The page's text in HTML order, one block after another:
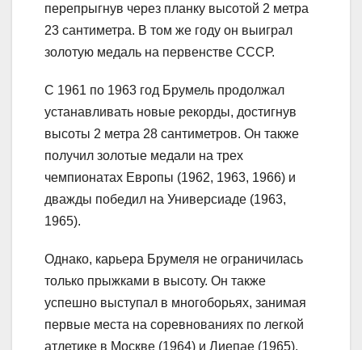
перепрыгнув через планку высотой 2 метра
23 сантиметра. В том же году он выиграл
золотую медаль на первенстве СССР.
С 1961 по 1963 год Брумель продолжал
устанавливать новые рекорды, достигнув
высоты 2 метра 28 сантиметров. Он также
получил золотые медали на трех
чемпионатах Европы (1962, 1963, 1966) и
дважды победил на Универсиаде (1963,
1965).
Однако, карьера Брумеля не ограничилась
только прыжками в высоту. Он также
успешно выступал в многоборьях, занимая
первые места на соревнованиях по легкой
атлетике в Москве (1964) и Лиепае (1965).